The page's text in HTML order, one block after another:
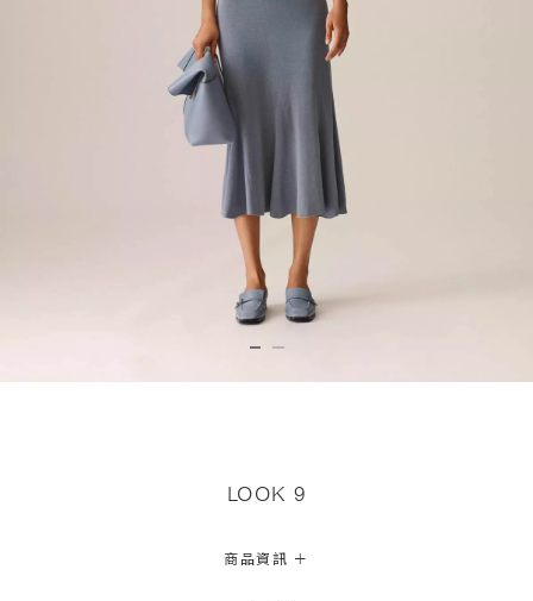
LOOK 9
商品資訊 +